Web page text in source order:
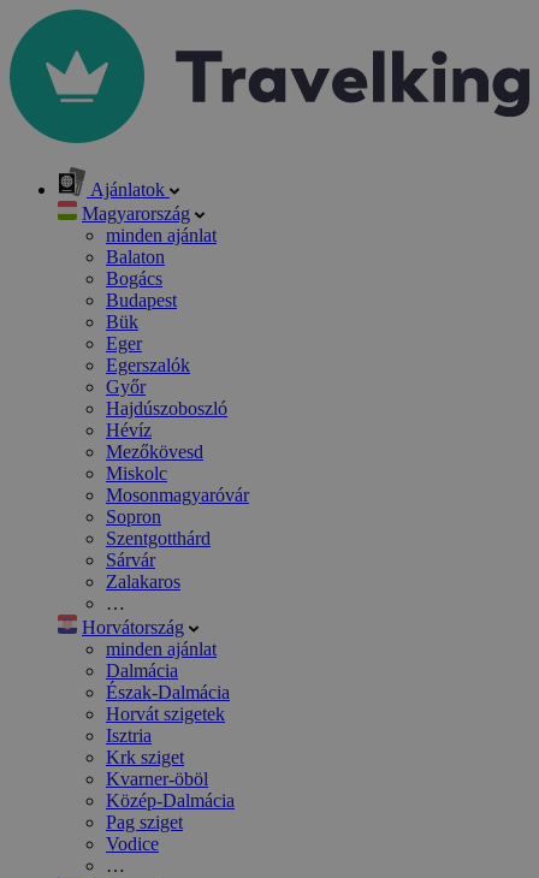
Ajánlatok
Magyarország
minden ajánlat
Balaton
Bogács
Budapest
Bük
Eger
Egerszalók
Győr
Hajdúszoboszló
Hévíz
Mezőkövesd
Miskolc
Mosonmagyaróvár
Sopron
Szentgotthárd
Sárvár
Zalakaros
…
Horvátország
minden ajánlat
Dalmácia
Észak-Dalmácia
Horvát szigetek
Isztria
Krk sziget
Kvarner-öböl
Közép-Dalmácia
Pag sziget
Vodice
…